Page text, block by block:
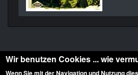
Wir benutzen Cookies ... wie
Wenn Sie mit der Navigation und Nutzung